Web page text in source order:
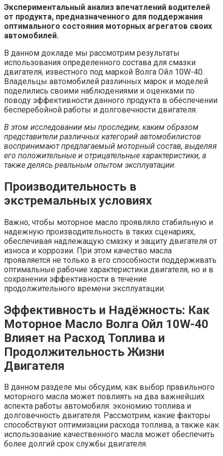
Экспериментальный анализ впечатлений водителей
от продукта, предназначенного для поддержания
оптимального состояния моторных агрегатов своих
автомобилей.
В данном докладе мы рассмотрим результаты
использования определенного состава для смазки
двигателя, известного под маркой Волга Ойл 10W-40.
Владельцы автомобилей различных марок и моделей
поделились своими наблюдениями и оценками по
поводу эффективности данного продукта в обеспечении
бесперебойной работы и долговечности двигателя.
В этом исследовании мы проследим, каким образом
представители различных категорий автомобилистов
воспринимают предлагаемый моторный состав, выделяя
его положительные и отрицательные характеристики, а
также делясь реальным опытом эксплуатации.
Производительность в
экстремальных условиях
Важно, чтобы моторное масло проявляло стабильную и
надежную производительность в таких сценариях,
обеспечивая надлежащую смазку и защиту двигателя от
износа и коррозии. При этом качество масла
проявляется не только в его способности поддерживать
оптимальные рабочие характеристики двигателя, но и в
сохранении эффективности в течение
продолжительного времени эксплуатации.
Эффективность и Надёжность: Как
Моторное Масло Волга Ойл 10W-40
Влияет на Расход Топлива и
Продолжительность Жизни
Двигателя
В данном разделе мы обсудим, как выбор правильного
моторного масла может повлиять на два важнейших
аспекта работы автомобиля: экономию топлива и
долговечность двигателя. Рассмотрим, какие факторы
способствуют оптимизации расхода топлива, а также как
использование качественного масла может обеспечить
более долгий срок службы двигателя.